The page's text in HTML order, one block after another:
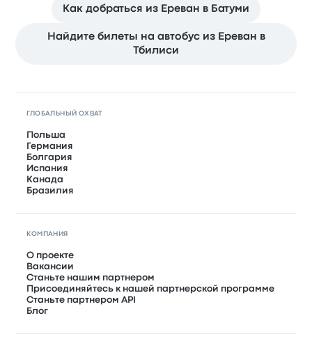
Как добраться из Ереван в Батуми
Найдите билеты на автобус из Ереван в
Тбилиси
ГЛОБАЛЬНЫЙ ОХВАТ
Польша
Германия
Болгария
Испания
Канада
Бразилия
КОМПАНИЯ
О проекте
Вакансии
Станьте нашим партнером
Присоединяйтесь к нашей партнерской программе
Станьте партнером API
Блог